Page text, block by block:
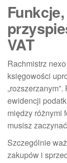
VAT
Rachmistrz
księgowości
ewidencji
między różnymi
musisz
Szczególnie
zakupów i